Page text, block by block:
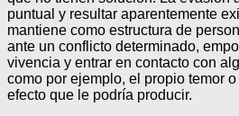
puntual y resultar aparentemente
mantiene como estructura de
ante un conflicto determinado,
vivencia y entrar en contacto con
como por ejemplo, el propio temor
efecto que le podría producir.